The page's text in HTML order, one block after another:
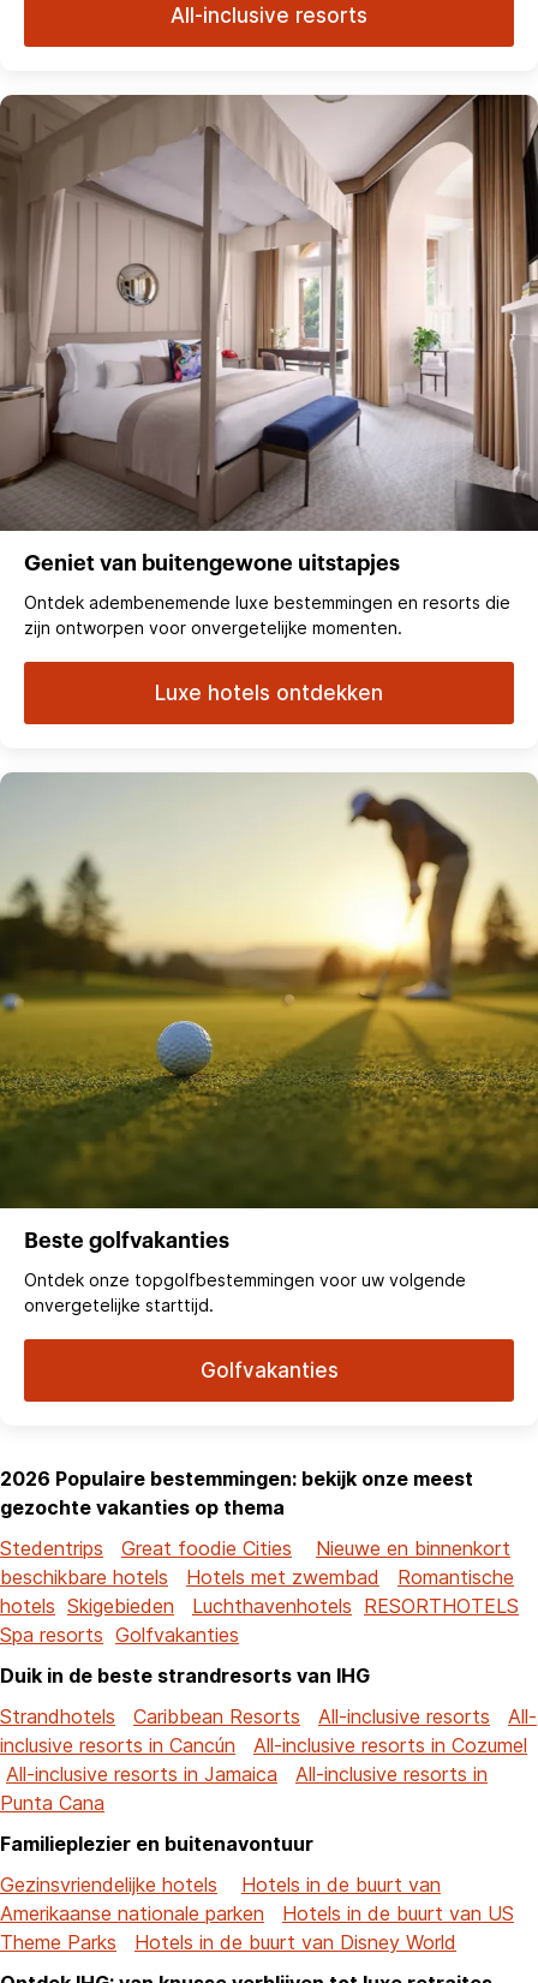
All-inclusive resorts
Geniet van buitengewone uitstapjes
Ontdek adembenemende luxe bestemmingen en resorts die
zijn ontworpen voor onvergetelijke momenten.
Luxe hotels ontdekken
Beste golfvakanties
Ontdek onze topgolfbestemmingen voor uw volgende
onvergetelijke starttijd.
Golfvakanties
2026 Populaire bestemmingen: bekijk onze meest
gezochte vakanties op thema
Stedentrips
Great foodie Cities
Nieuwe en binnenkort
beschikbare hotels
Hotels met zwembad
Romantische
hotels Skigebieden Luchthavenhotels RESORTHOTELS
Spa resorts Golfvakanties
Duik in de beste strandresorts van IHG
Strandhotels
Caribbean Resorts All-inclusive resorts
All-
inclusive resorts in Cancún
All-inclusive resorts in Cozumel
All-inclusive resorts in Jamaica
All-inclusive resorts in
Punta Cana
Familieplezier en buitenavontuur
Gezinsvriendelijke hotels
Hotels in de buurt van
Amerikaanse nationale parken
Hotels in de buurt van US
Theme Parks
Hotels in de buurt van Disney World